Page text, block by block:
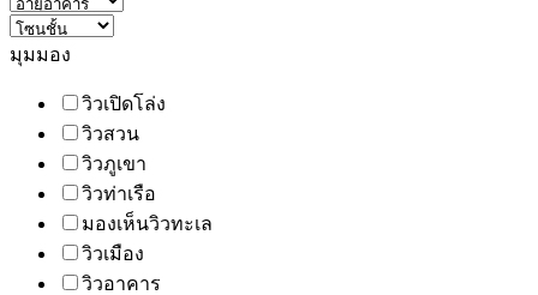
มุมมอง
วิวเปิดโล่ง
วิวสวน
วิวภูเขา
วิวท่าเรือ
มองเห็นวิวทะเล
วิวเมือง
วิวอาคาร